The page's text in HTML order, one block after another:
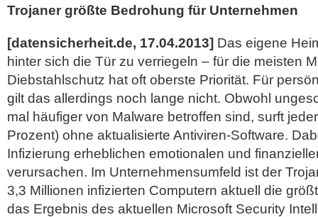
Trojaner größte Bedrohung für Unternehmen
[datensicherheit.de, 17.04.2013] Das eigene
hinter sich die Tür zu verriegeln – für die meisten
Diebstahlschutz hat oft oberste Priorität. Für
gilt das allerdings noch lange nicht. Obwohl
mal häufiger von Malware betroffen sind, surft
Prozent) ohne aktualisierte Antiviren-Software.
Infizierung erheblichen emotionalen und
verursachen. Im Unternehmensumfeld ist der
3,3 Millionen infizierten Computern aktuell die
das Ergebnis des aktuellen Microsoft Security